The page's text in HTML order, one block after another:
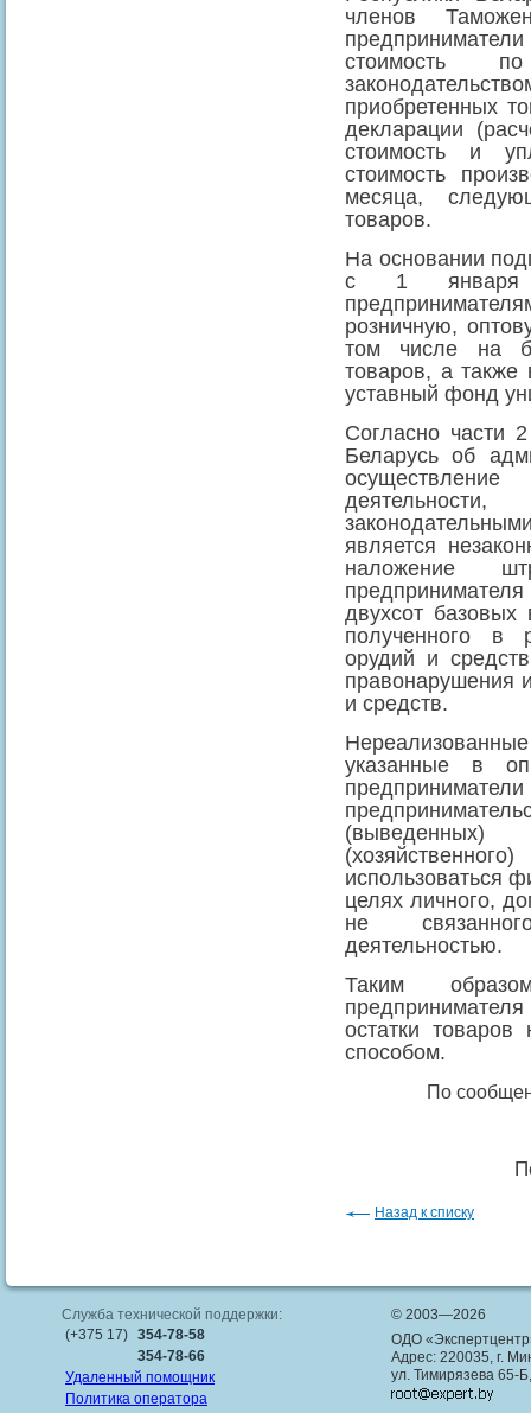
членов
стоимость
приобретенных
декларации
стоимость и
стоимость
месяца,
товаров.
На основании
с 1 января
розничную,
том числе на
товаров, а также
уставный фонд
Согласно части
Беларусь об
является
наложение
двухсот базовых
полученного в
орудий и
правонарушения
и средств.
указанные в
(выведенных)
использоваться
целях личного,
не
деятельностью.
Таким
остатки
способом.
По
Назад к списку
Служба технической поддержки:
(+375 17) 354-78-58
354-78-66
Удаленный помощник
Политика оператора
© 2003—2026
ОДО
Адрес: 220035, г.
ул. Тимирязева 65-